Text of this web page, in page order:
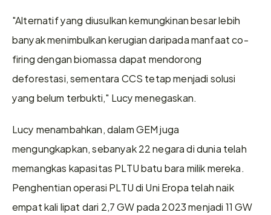
"Alternatif yang diusulkan kemungkinan besar lebih
banyak menimbulkan kerugian daripada manfaat co-
firing dengan biomassa dapat mendorong
deforestasi, sementara CCS tetap menjadi solusi
yang belum terbukti," Lucy menegaskan.
Lucy menambahkan, dalam GEM juga
mengungkapkan, sebanyak 22 negara di dunia telah
memangkas kapasitas PLTU batu bara milik mereka.
Penghentian operasi PLTU di Uni Eropa telah naik
empat kali lipat dari 2,7 GW pada 2023 menjadi 11 GW